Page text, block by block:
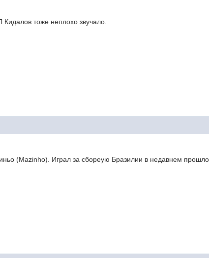
тоже неплохо звучало.
(Mazinho). Играл за сбореую Бразилии в недавнем